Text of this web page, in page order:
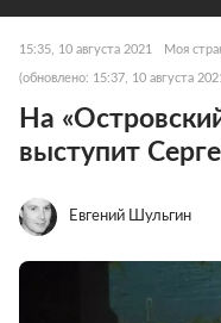
15:35, 10 августа 2021 Моя
(обновлено: 15:37, 10 августа
На
выступит
Евгений Шульгин